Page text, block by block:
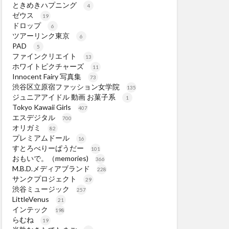
ときめきハプニング 4
ゼウス 19
ドロップ 6
ツアーリンク東京 6
PAD 5
ファインクリエイト 13
ホワイトピクチャーズ 11
Innocent Fairy 写真集 73
渋谷区立原宿ファッション女学院 135
ジュニアアイドル 動画 お菓子系 1
Tokyo Kawaii Girls 407
エスデジタル 700
オリガミ 82
プレミアムドール 16
すとろべりーぱうだー 101
おもいで。（memories) 366
M.B.D.メディアブランド 228
サンクプロジェクト 29
渋谷ミュージック 257
LittleVenus 21
インテック 198
らむね 19